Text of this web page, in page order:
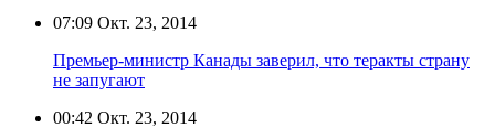
07:09 Окт. 23, 2014
Премьер-министр Канады заверил, что теракты страну
не запугают
00:42 Окт. 23, 2014